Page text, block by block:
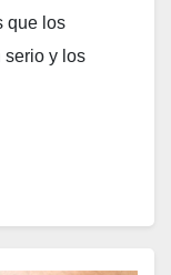
que los
serio y los